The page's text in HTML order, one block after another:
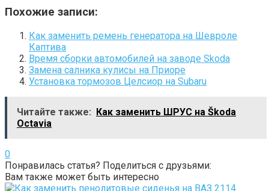
Похожие записи:
Как заменить ремень генератора на Шевроле
Каптива
Время сборки автомобилей на заводе Skoda
Замена салника кулисы на Приоре
Установка тормозов Целсиор на Subaru
Читайте также: Как заменить ШРУС на Škoda
Octavia
0
Понравилась статья? Поделиться с друзьями:
Вам также может быть интересно